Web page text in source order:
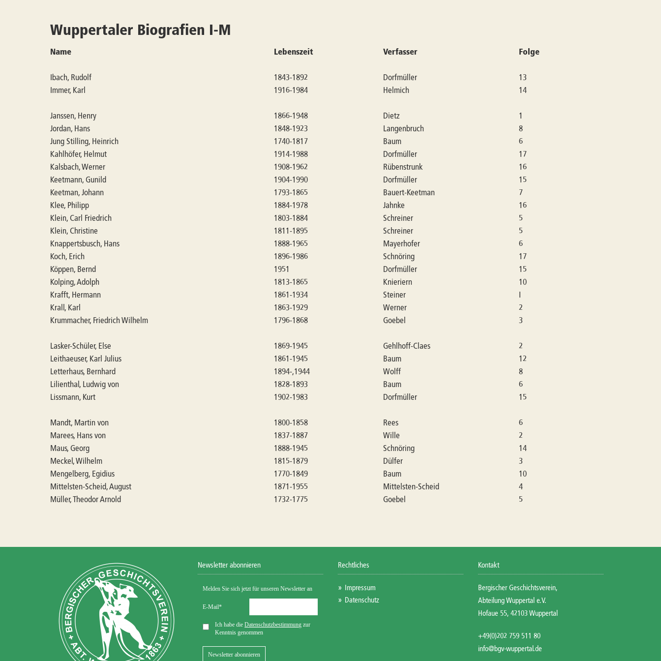
Wuppertaler Biografien I-M
Name Lebenszeit Verfasser Folge
Ibach, Rudolf 1843-1892 Dorfmüller
13
Immer, Karl
1916-1984 Helmich 14
Janssen, Henry 1866-1948 Dietz
1
Jordan, Hans
1848-1923 Langenbruch
8
Jung Stilling, Heinrich
1740-1817 Baum
6
Kahlhöfer, Helmut
1914-1988 Dorfmüller
17
Kalsbach, Werner
1908-1962 Rübenstrunk
16
Keetmann, Gunild
1904-1990 Dorfmüller
15
Keetman, Johann
1793-1865 Bauert-Keetman
7
Klee, Philipp
1884-1978 Jahnke
16
Klein, Carl Friedrich
1803-1884 Schreiner
5
Klein, Christine
1811-1895 Schreiner
5
Knappertsbusch, Hans
1888-1965 Mayerhofer
6
Koch, Erich
1896-1986 Schnöring
17
Köppen, Bernd
1951 Dorfmüller
15
Kolping, Adolph
1813-1865 Knieriern
10
Krafft, Hermann
1861-1934 Steiner
Krall, Karl
1863-1929 Werner
2
Krummacher, Friedrich Wilhelm
1796-1868 Goebel 3
Lasker-Schüler, Else 1869-1945 Gehlhoff-Claes
2
Leithaeuser, Karl Julius
1861-1945 Baum
12
Letterhaus, Bernhard
1894-,1944 Wolff
8
Lilienthal, Ludwig von
1828-1893 Baum
6
Lissmann, Kurt
1902-1983 Dorfmüller 15
Mandt, Martin von 1800-1858 Rees
6
Marees, Hans von
1837-1887 Wille
2
Maus, Georg
1888-1945 Schnöring
14
Meckel, Wilhelm
1815-1879 Dülfer
3
Mengelberg, Egidius
1770-1849 Baum
10
Mittelsten-Scheid, August
1871-1955 Mittelsten-Scheid
4
Müller, Theodor Arnold
1732-1775 Goebel 5
Newsletter abonnieren Rechtliches
Impressum
Datenschutz
Kontakt
Bergischer Geschichtsverein,
Abteilung Wuppertal e.V.
Hofaue 55, 42103 Wuppertal
+49(0)202 759 511 80
info@bgv-wuppertal.de